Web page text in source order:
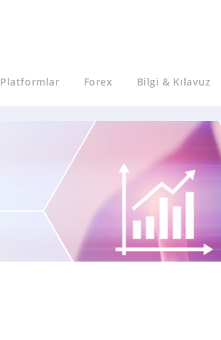
Platformlar Forex Bilgi & Kılavuz